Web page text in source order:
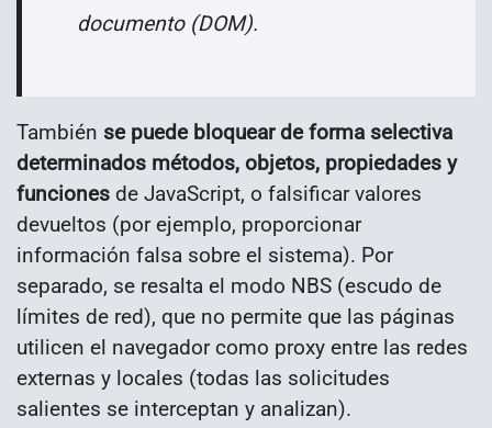
documento (DOM).
También se puede bloquear de forma selectiva
determinados métodos, objetos, propiedades y
funciones de JavaScript, o falsificar valores
devueltos (por ejemplo, proporcionar
información falsa sobre el sistema). Por
separado, se resalta el modo NBS (escudo de
límites de red), que no permite que las páginas
utilicen el navegador como proxy entre las redes
externas y locales (todas las solicitudes
salientes se interceptan y analizan).